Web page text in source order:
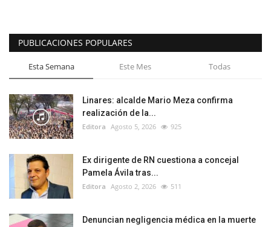
PUBLICACIONES POPULARES
Esta Semana Este Mes Todas
Linares: alcalde Mario Meza confirma
realización de la...
Editora Agosto 5, 2026 925
Ex dirigente de RN cuestiona a concejal
Pamela Ávila tras...
Editora Agosto 2, 2026 511
Denuncian negligencia médica en la muerte